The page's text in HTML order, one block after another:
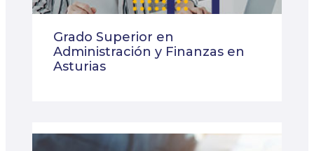
Grado Superior en
Administración y Finanzas en
Asturias